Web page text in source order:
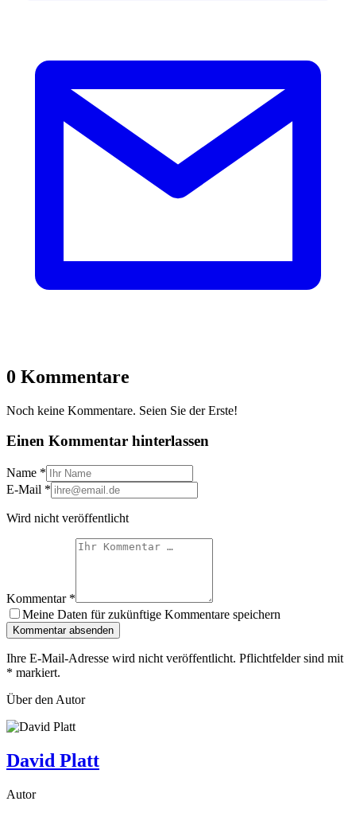
0 Kommentare
Noch keine Kommentare. Seien Sie der Erste!
Einen Kommentar hinterlassen
Name *
E-Mail *
Wird nicht veröffentlicht
Kommentar *
Meine Daten für zukünftige Kommentare speichern
Kommentar absenden
Ihre E-Mail-Adresse wird nicht veröffentlicht. Pflichtfelder sind mit
* markiert.
Über den Autor
David Platt
Autor